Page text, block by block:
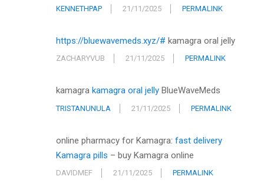
KENNETHPAP 21/11/2025 PERMALINK
https://bluewavemeds.xyz/# kamagra oral jelly
ZACHARYVUB 21/11/2025 PERMALINK
kamagra kamagra oral jelly BlueWaveMeds
TRISTANUNULA 21/11/2025 PERMALINK
online pharmacy for Kamagra: fast delivery
Kamagra pills – buy Kamagra online
DAVIDMEF 21/11/2025 PERMALINK